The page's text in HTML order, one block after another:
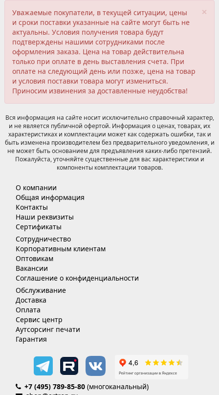
×
Уважаемые покупатели, в текущей ситуации, цены
и сроки поставки указанные на сайте могут быть не
актуальны. Условия получения товара будут
подтверждены нашими сотрудниками после
оформления заказа. Цена на товар действительна
только при оплате в день выставления счета. При
оплате на следующий день или позже, цена на товар
и условия поставки товара могут измениться.
Приносим извинения за доставленные неудобства!
Вся информация на сайте носит исключительно справочный характер,
и не является публичной офертой. Информация о ценах, товарах, их
характеристиках и комплектации может как содержать ошибки, так и
быть изменена производителем без предварительного уведомления, и
не может быть основанием для предъявления каких-либо претензий.
Пожалуйста, уточняйте существенные для вас характеристики и
компоненты комплектации товаров.
О компании
Общая информация
Контакты
Наши реквизиты
Сертификаты
Сотрудничество
Корпоративным клиентам
Оптовикам
Вакансии
Соглашение о конфиденциальности
Обслуживание
Доставка
Оплата
Сервис центр
Аутсорсинг печати
Гарантия
+7 (495) 789-85-80 (многоканальный)